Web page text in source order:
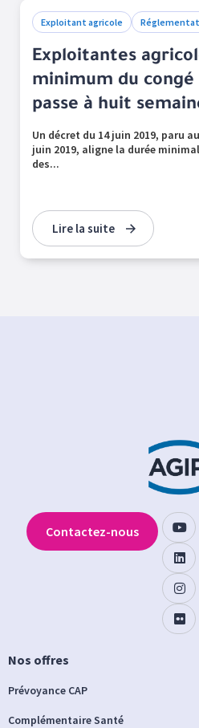
Exploitant agricole
Exploitantes
minimum du
passe à huit
Un décret du 14 juin 2019, paru
juin 2019, aligne la durée
des...
Lire la suite
Nos offres
Prévoyance CAP
Complémentaire Santé
Contactez-nous